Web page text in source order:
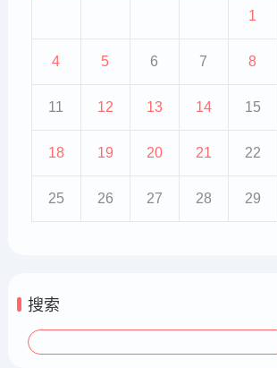
1
4 5 6 7 8
11 12 13 14 15
18 19 20 21 22
25 26 27 28 29
搜索